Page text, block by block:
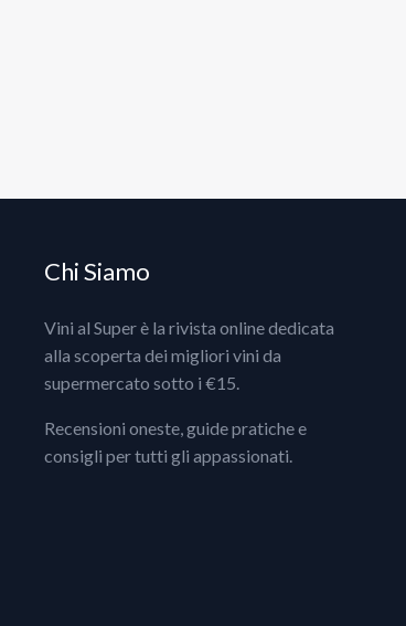
Chi Siamo
Vini al Super è la rivista online dedicata
alla scoperta dei migliori vini da
supermercato sotto i €15.
Recensioni oneste, guide pratiche e
consigli per tutti gli appassionati.